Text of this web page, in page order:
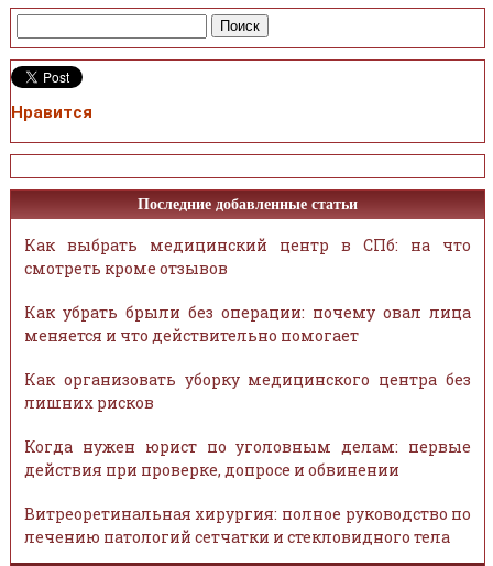
Нравится
Последние добавленные статьи
Как выбрать медицинский центр в СПб: на что
смотреть кроме отзывов
Как убрать брыли без операции: почему овал лица
меняется и что действительно помогает
Как организовать уборку медицинского центра без
лишних рисков
Когда нужен юрист по уголовным делам: первые
действия при проверке, допросе и обвинении
Витреоретинальная хирургия: полное руководство по
лечению патологий сетчатки и стекловидного тела